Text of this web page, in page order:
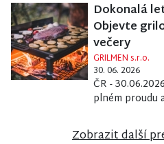
Dokonalá
Objevte
večery
GRILMEN s.r.o.
30. 06. 2026
ČR -
plném proudu
Zobrazit další